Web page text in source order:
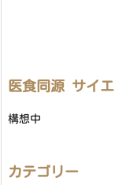
医食同源 サイ
構想中
カテゴリー